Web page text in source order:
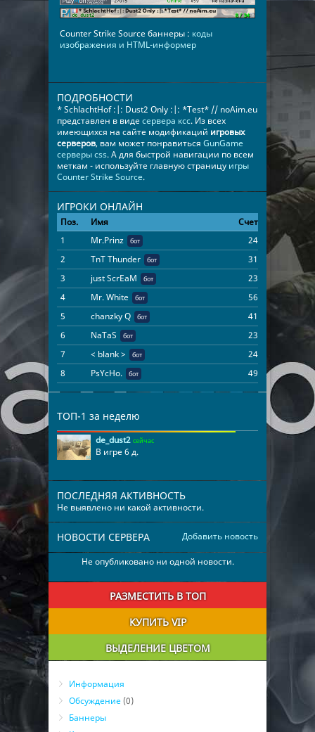
Counter Strike Source баннеры : коды
изображения и HTML-информер
ПОДРОБНОСТИ
* SchlachtHof :|: Dust2 Only :|: *Test* // noAim.eu
представлен в видесервера ксс. Из всех
имеющихся на сайте модификаций игровых
серверов, вам может понравиться GunGame
серверы css. А для быстрой навигации по всем
меткам - используйте главную страницу игры
Counter Strike Source.
ИГРОКИ ОНЛАЙН
Поз. Имя Счет Время
1
Mr.Prinz бот 24 22:24:31
2
TnT Thunder бот 31
3
just ScrEaM бот 23 22:24:31
4
Mr. White бот 56 22:24:24
5
chanzky Q бот 41
6
NaTaS бот 23 22:24:31
7
< blank > бот 24
8
PsYcHo. бот 49 22:24:31
ТОП-1 за неделю
de_dust2 сейчас
В игре 6 д.
ПОСЛЕДНЯЯ АКТИВНОСТЬ
Не выявлено ни какой активности.
Добавить новость
НОВОСТИ СЕРВЕРА
Не опубликовано ни одной новости.
РАЗМЕСТИТЬ В ТОП
КУПИТЬ VIP
ВЫДЕЛЕНИЕ ЦВЕТОМ
Информация
Обсуждение (0)
Баннеры